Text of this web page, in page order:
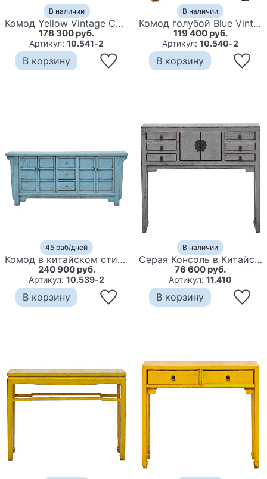
В наличии
Комод Yellow Vintage Chest of Drawers Chinese Collection
178 300 руб.
Артикул:10.541-2
В корзину
В наличии
Комод голубой Blue Vintage Chest of Drawers Chinese Collection
119 400 руб.
Артикул:10.540-2
В корзину
45 раб/дней
Комод в китайском стиле Blue Chest of Drawers Chinese Collection
240 900 руб.
Артикул:10.539-2
В корзину
В наличии
Серая Консоль в Китайском Стиле из сосны Grey Console Chinese
76 600 руб.
Артикул:11.410
В корзину